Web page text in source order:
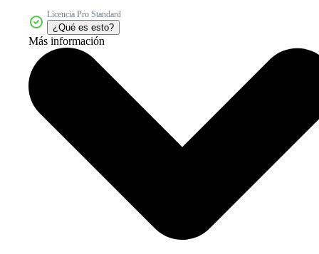
Licencia Pro Standard
¿Qué es esto?
Más información